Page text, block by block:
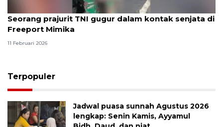
Seorang prajurit TNI gugur dalam kontak senjata di
Freeport Mimika
11 Februari 2026
Terpopuler
Jadwal puasa sunnah Agustus 2026
lengkap: Senin Kamis, Ayyamul